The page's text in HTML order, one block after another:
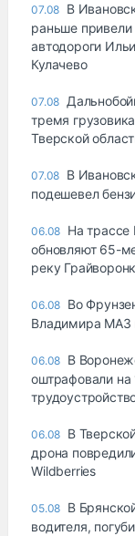
07.08 В
раньше
автодороги
Кулачево
07.08
тремя
Тверской
07.08 В
подешевел
06.08 На трассе
обновляют 65-
реку
06.08 Во
Владимира МАЗ
06.08 В
оштрафовали на
06.08 В
дрона
Wildberries
05.08 В
водителя,